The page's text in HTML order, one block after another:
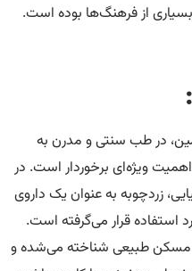
از فرهنگ‌ها بوده است.
در طب سنتی و مدرن به
ویژه‌ای برخوردار است. در
زردچوبه به عنوان یک داروی
استفاده قرار می‌گرفته است.
مسکن طبیعی شناخته می‌شده و